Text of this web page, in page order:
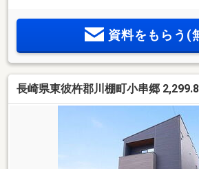
資料をもらう(
長崎県東彼杵郡川棚町小串郷